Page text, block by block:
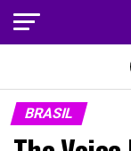
BRASIL